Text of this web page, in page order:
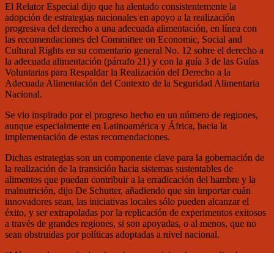
El Relator Especial dijo que ha alentado consistentemente la
adopción de estrategias nacionales en apoyo a la realización
progresiva del derecho a una adecuada alimentación, en línea con
las recomendaciones del Committee on Economic, Social and
Cultural Rights en su comentario general No. 12 sobre el derecho a
la adecuada alimentación (párrafo 21) y con la guía 3 de las Guías
Voluntarias para Respaldar la Realización del Derecho a la
Adecuada Alimentación del Contexto de la Seguridad Alimentaria
Nacional.
Se vio inspirado por el progreso hecho en un número de regiones,
aunque especialmente en Latinoamérica y África, hacia la
implementación de estas recomendaciones.
Dichas estrategias son un componente clave para la gobernación de
la realización de la transición hacia sistemas sustentables de
alimentos que puedan contribuir a la erradicación del hambre y la
malnutrición, dijo De Schutter, añadiendo que sin importar cuán
innovadores sean, las iniciativas locales sólo pueden alcanzar el
éxito, y ser extrapoladas por la replicación de experimentos exitosos
a través de grandes regiones, si son apoyadas, o al menos, que no
sean obstruidas por políticas adoptadas a nivel nacional.